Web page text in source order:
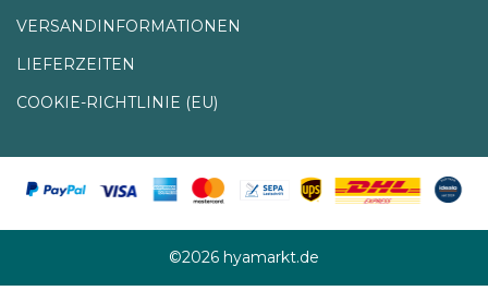
VERSANDINFORMATIONEN
LIEFERZEITEN
COOKIE-RICHTLINIE (EU)
©2026 hyamarkt.de